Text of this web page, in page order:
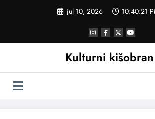
jul 10, 2026 10:40:22
Kulturni kišobran